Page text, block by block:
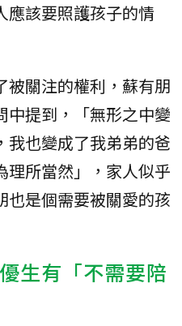
應該要照護孩子的情
被關注的權利，蘇有朋
中提到，「無形之中變
我也變成了我弟弟的爸
理所當然」，家人似乎
也是個需要被關愛的孩
生有「不需要陪